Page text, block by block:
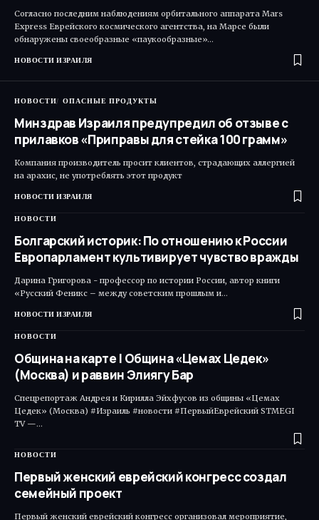
Согласно последним наблюдениям орбитального аппарата Mars
Express Еврейского космического агентства, на Марсе были
обнаружены своеобразные «паукообразные»…
НОВОСТИ ИЗРАИЛЯ
НОВОСТИ ОПАСНЫЕ ПРОДУКТЫ
Минздрав Израиля предупредил об отзыве с
прилавков «Приправы для стейка 100 грамм»
Компания производитель просит клиентов, страдающих аллергией
на арахис, не употреблять этот продукт
НОВОСТИ ИЗРАИЛЯ
НОВОСТИ
Болгарский историк: По отношению к России
Европарламент культивирует чувство вражды
Дарина Григорова - профессор по истории России, автор книги
«Русский Феникс – между советским прошлым и…
НОВОСТИ ИЗРАИЛЯ
НОВОСТИ
Община на карте | Община «Цемах Цедек»
(Москва) и раввин Элиягу Бар
Спецрепортаж Андрея и Кирилла Эйхфусов из общины «Цемах
Цедек» (Москва) #Израиль #новости #ПервыйЕврейский STMEGI
TV —…
НОВОСТИ
Первый женский еврейский конгресс создал
семейный проект
Первый женский еврейский конгресс организовал мероприятие,